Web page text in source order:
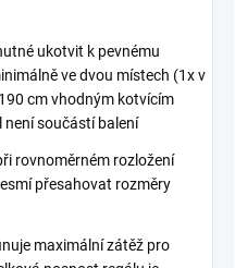
ukotvit k pevnému
ve dvou místech (1x v
cm vhodným kotvícím
součástí balení
rovnoměrném rozložení
přesahovat rozměry
maximální zátěž pro